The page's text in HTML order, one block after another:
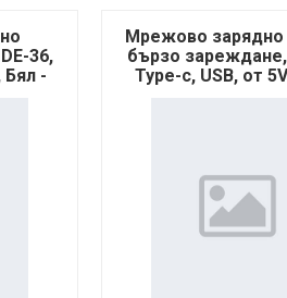
36,
Бял -
Мрежово зарядно
бързо
Type-c, USB, от